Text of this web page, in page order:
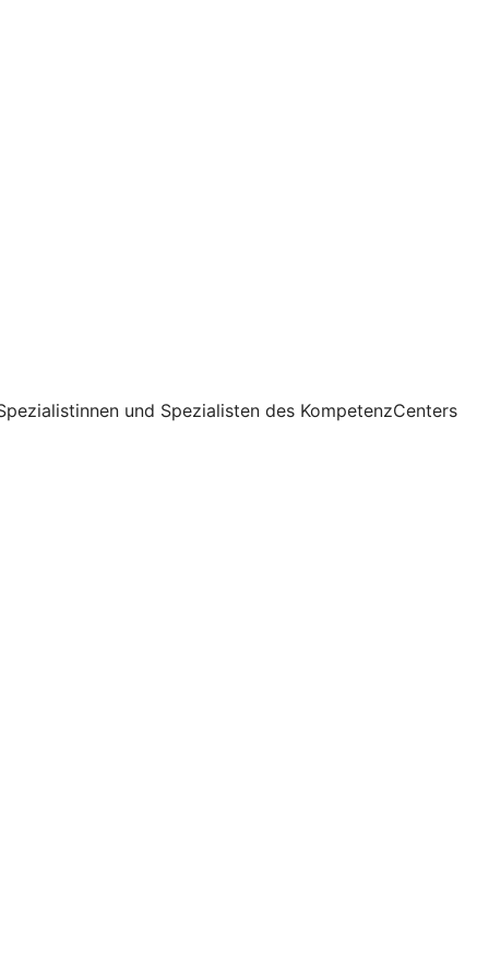
und Spezialisten des KompetenzCenters